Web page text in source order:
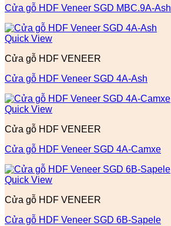
Cửa gỗ HDF Veneer SGD MBC.9A-Ash
Quick View
Cửa gỗ HDF VENEER
Cửa gỗ HDF Veneer SGD 4A-Ash
Quick View
Cửa gỗ HDF VENEER
Cửa gỗ HDF Veneer SGD 4A-Camxe
Quick View
Cửa gỗ HDF VENEER
Cửa gỗ HDF Veneer SGD 6B-Sapele